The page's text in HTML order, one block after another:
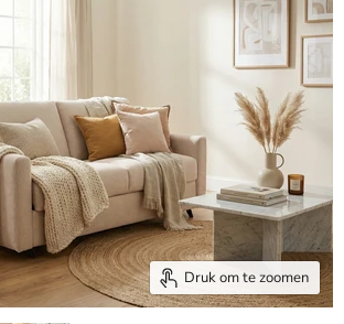
Druk om te zoomen